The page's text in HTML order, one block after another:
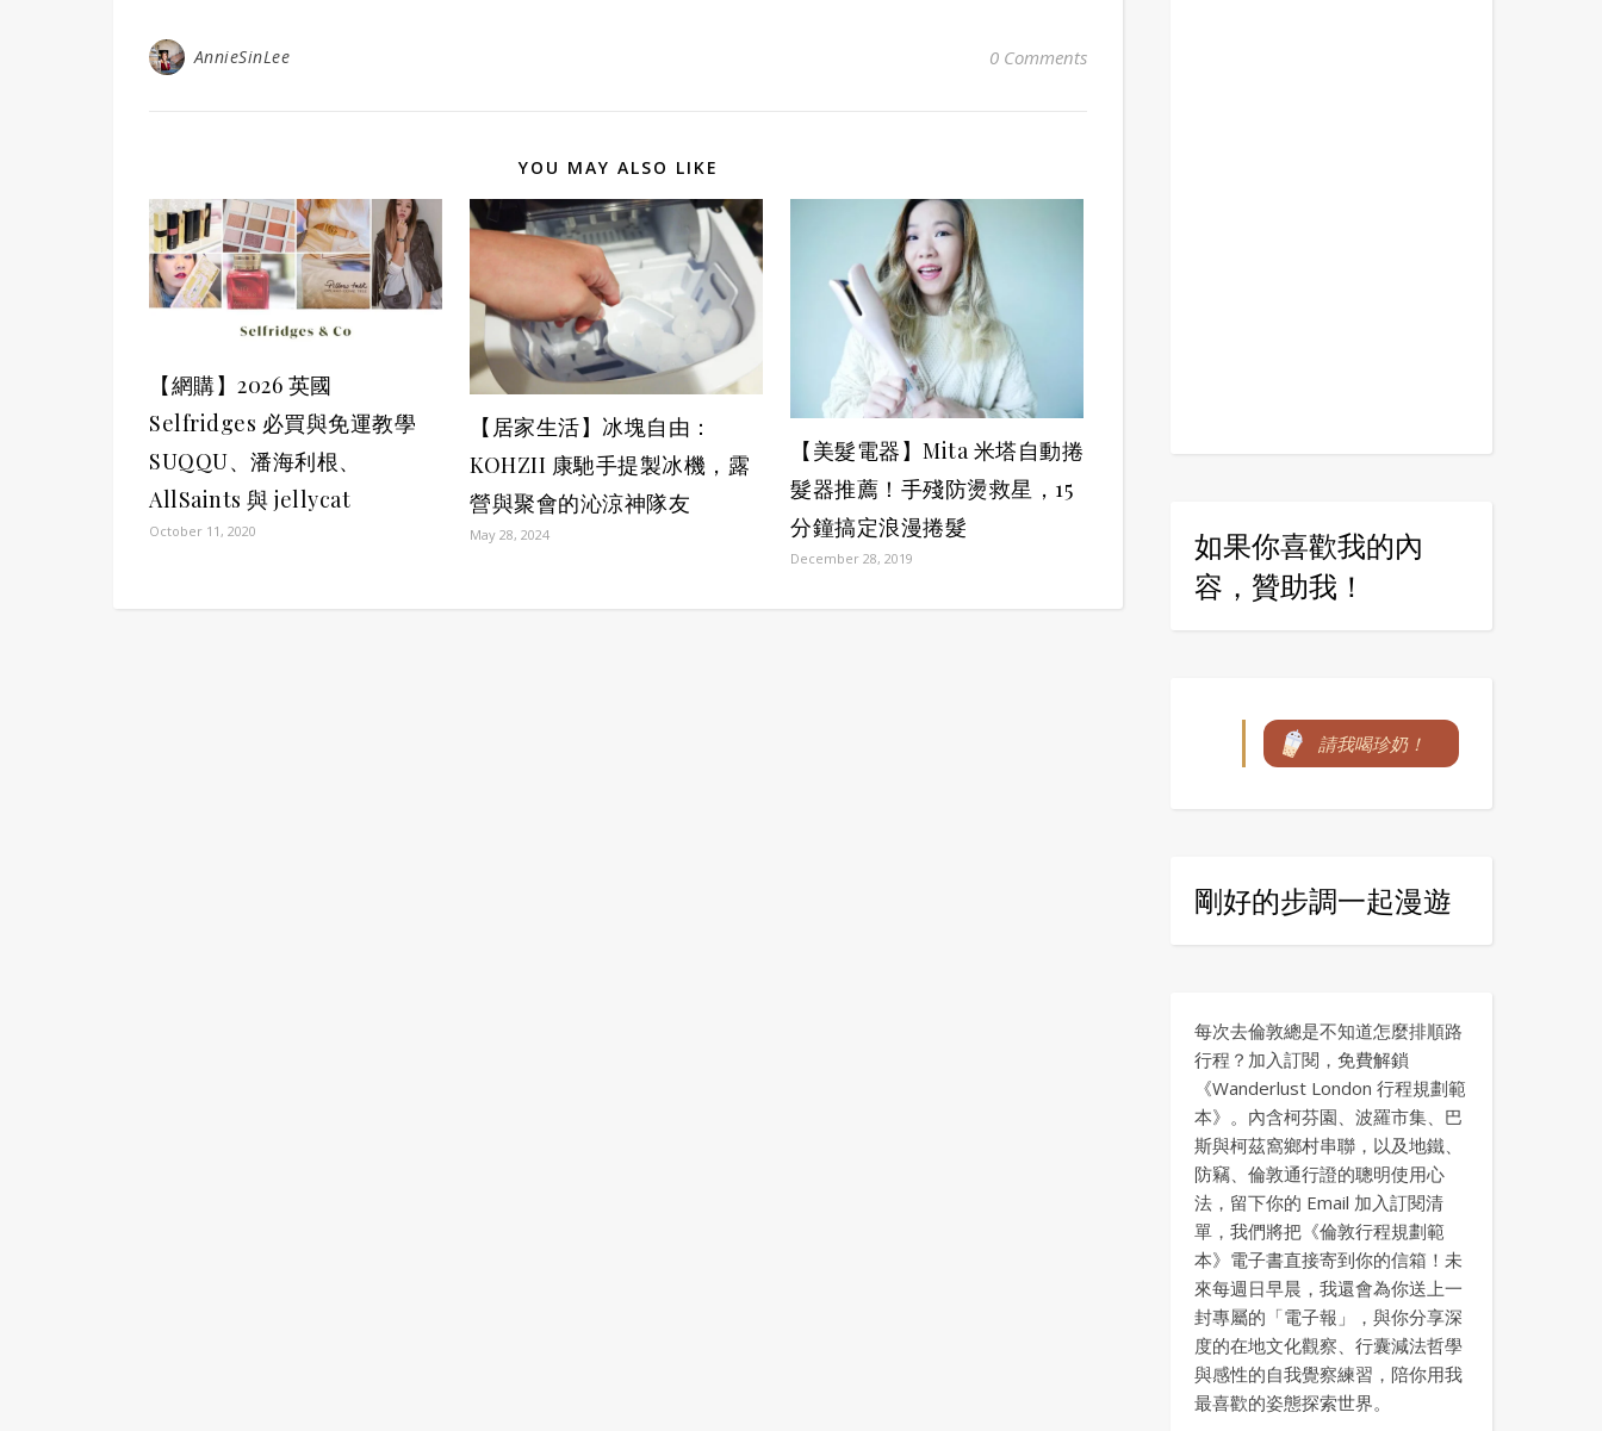
AnnieSinLee 0 Comments
YOU MAY ALSO LIKE
【網購】2026 英國
Selfridges 必買與免運教學
SUQQU、潘海利根、
AllSaints 與 jellycat
October 11, 2020
【居家生活】冰塊自由：
KOHZII 康馳手提製冰機，露
營與聚會的沁涼神隊友
May 28, 2024
【美髮電器】Mita 米塔自動捲
髮器推薦！手殘防燙救星，15
分鐘搞定浪漫捲髮
December 28, 2019
如果你喜歡我的內
容，贊助我！
請我喝珍奶！
剛好的步調一起漫遊
每次去倫敦總是不知道怎麼排順路
行程？加入訂閱，免費解鎖
《Wanderlust London 行程規劃範
本》。內含柯芬園、波羅市集、巴
斯與柯茲窩鄉村串聯，以及地鐵、
防竊、倫敦通行證的聰明使用心
法，留下你的 Email 加入訂閱清
單，我們將把《倫敦行程規劃範
本》電子書直接寄到你的信箱！未
來每週日早晨，我還會為你送上一
封專屬的「電子報」，與你分享深
度的在地文化觀察、行囊減法哲學
與感性的自我覺察練習，陪你用我
最喜歡的姿態探索世界。